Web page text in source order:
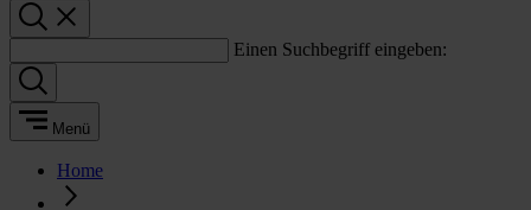
Einen Suchbegriff eingeben:
Menü
Home